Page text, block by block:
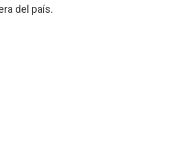
del país.